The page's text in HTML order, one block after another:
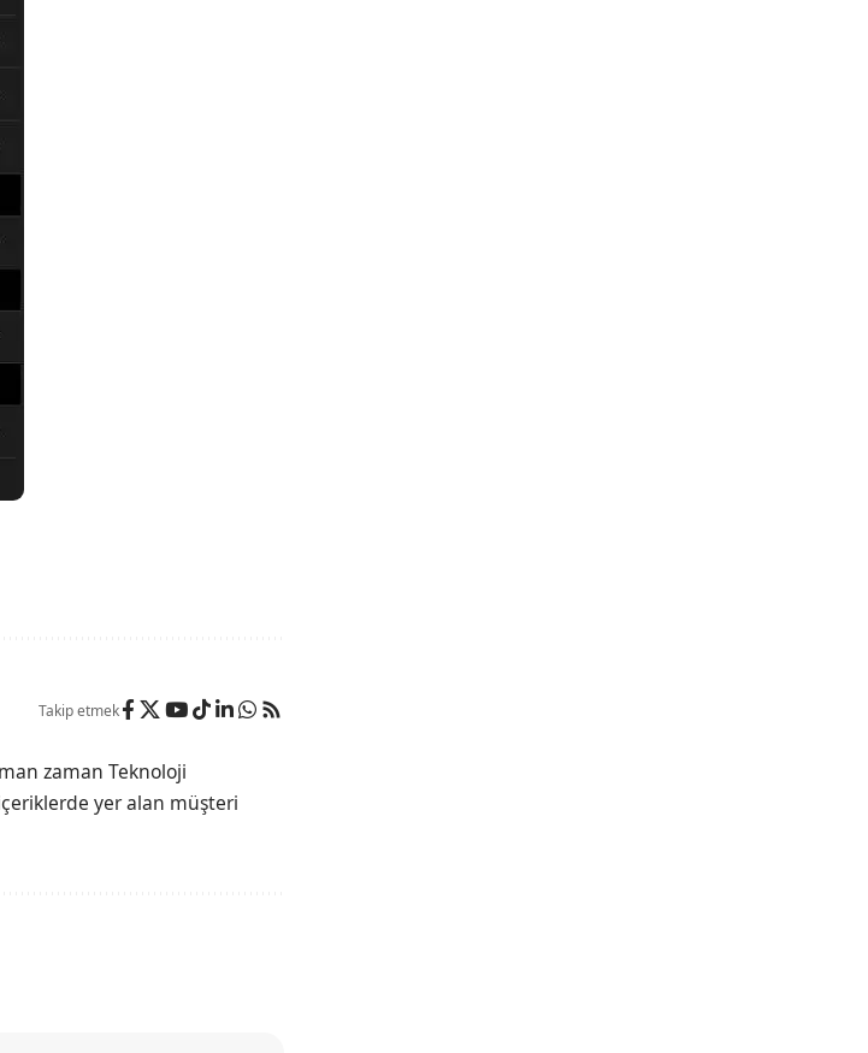
Takip etmek
zaman Teknoloji
yer alan müşteri